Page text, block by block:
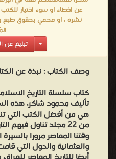
عن اخطاء او سوء اختيار
نشره ، او محمي بحقوق طبع
تبليغ عن
وصف الكتاب :نبذة عن
تأليف محمود شاكر، هذه
هي من أفضل الكتب التي
من 22 مجلد تناول فيهم
وقتنا المعاصر مرورا
والعثمانية والدول التي